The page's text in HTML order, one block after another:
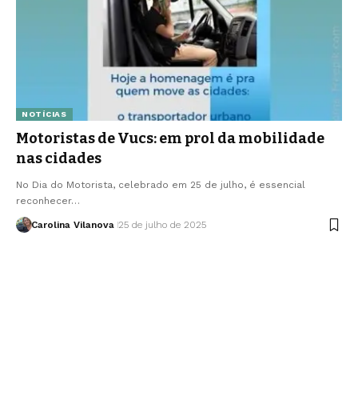
NOTÍCIAS
Motoristas de Vucs: em prol da mobilidade
nas cidades
No Dia do Motorista, celebrado em 25 de julho, é essencial
reconhecer…
Carolina Vilanova 25 de julho de 2025